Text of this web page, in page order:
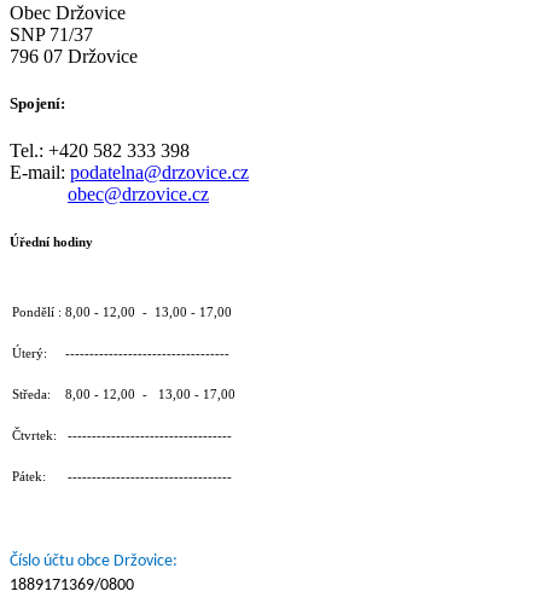
Obec Držovice
SNP 71/37
796 07 Držovice
Spojení:
Tel.: +420 582 333 398
E-mail: podatelna@drzovice.cz
obec@drzovice.cz
Úřední hodiny
Pondělí : 8,00 - 12,00 - 13,00 - 17,00
Úterý: ----------------------------------
Středa: 8,00 - 12,00 - 13,00 - 17,00
Čtvrtek: ----------------------------------
Pátek: ----------------------------------
Číslo účtu obce Držovice:
1889171369/0800